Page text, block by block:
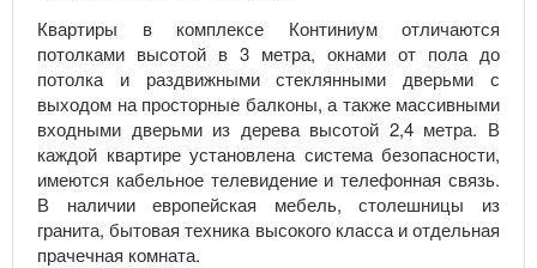
Квартиры в комплексе Континиум отличаются
потолками высотой в 3 метра, окнами от пола до
потолка и раздвижными стеклянными дверьми с
выходом на просторные балконы, а также массивными
входными дверьми из дерева высотой 2,4 метра. В
каждой квартире установлена система безопасности,
имеются кабельное телевидение и телефонная связь.
В наличии европейская мебель, столешницы из
гранита, бытовая техника высокого класса и отдельная
прачечная комната.